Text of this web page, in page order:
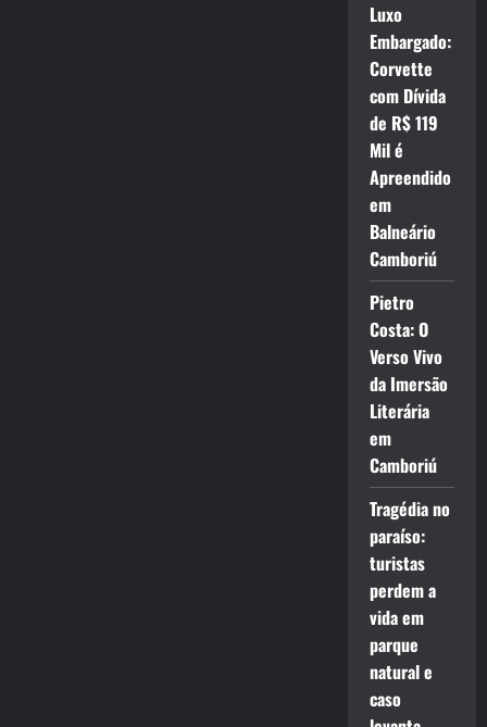
Luxo
Embargado:
Corvette
com Dívida
de R$ 119
Mil é
Apreendido
em
Balneário
Camboriú
Pietro
Costa: O
Verso Vivo
da Imersão
Literária
em
Camboriú
Tragédia no
paraíso:
turistas
perdem a
vida em
parque
natural e
caso